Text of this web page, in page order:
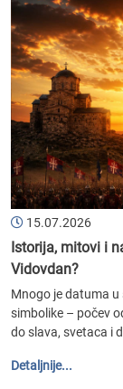
15.07.2026
Istorija, mitovi i
Vidovdan?
Mnogo je datuma u
simbolike – počev
do slava, svetaca i
Detaljnije...